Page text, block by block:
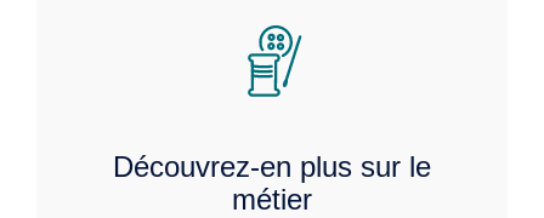
Découvrez-en plus sur le
métier